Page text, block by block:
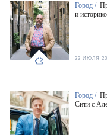
Город /
и
23 ИЮЛЯ
Город /
Сити с